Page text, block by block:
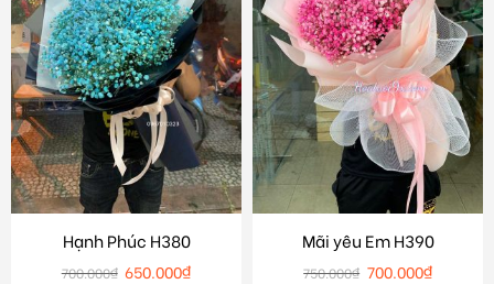
Hạnh Phúc H380
700.000₫ 650.000₫
Mãi yêu Em H390
750.000₫ 700.000₫